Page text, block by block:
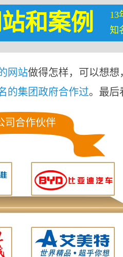
和案例
13
知
网站做得怎样，可以想
的集团政府合作过。最后
司合作伙伴